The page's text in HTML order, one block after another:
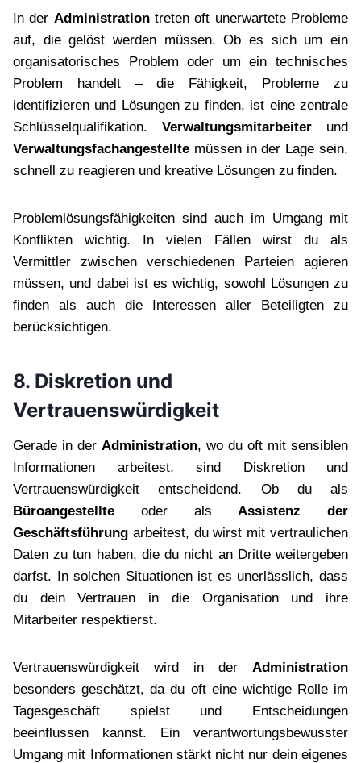
In der Administrationtreten oft unerwartete Probleme
auf, die gelöst werden müssen. Ob es sich um ein
organisatorisches Problem oder um ein technisches
Problem handelt – die Fähigkeit, Probleme zu
identifizieren und Lösungen zu finden, ist eine zentrale
Schlüsselqualifikation. Verwaltungsmitarbeiter und
Verwaltungsfachangestellte müssen in der Lage sein,
schnell zu reagieren und kreative Lösungen zu finden.
Problemlösungsfähigkeiten sind auch im Umgang mit
Konflikten wichtig. In vielen Fällen wirst du als
Vermittler zwischen verschiedenen Parteien agieren
müssen, und dabei ist es wichtig, sowohl Lösungen zu
finden als auch die Interessen aller Beteiligten zu
berücksichtigen.
8. Diskretion und
Vertrauenswürdigkeit
Gerade in der Administration, wo du oft mit sensiblen
Informationen arbeitest, sind Diskretion und
Vertrauenswürdigkeit entscheidend. Ob du als
Büroangestellte oder als Assistenz der
Geschäftsführung arbeitest, du wirst mit vertraulichen
Daten zu tun haben, die du nicht an Dritte weitergeben
darfst. In solchen Situationen ist es unerlässlich, dass
du dein Vertrauen in die Organisation und ihre
Mitarbeiter respektierst.
Vertrauenswürdigkeit wird in der Administration
besonders geschätzt, da du oft eine wichtige Rolle im
Tagesgeschäft spielst und Entscheidungen
beeinflussen kannst. Ein verantwortungsbewusster
Umgang mit Informationen stärkt nicht nur dein eigenes